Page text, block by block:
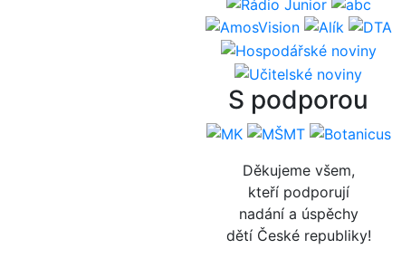
S podporou
Děkujeme všem,
kteří podporují
nadání a úspěchy
dětí České republiky!